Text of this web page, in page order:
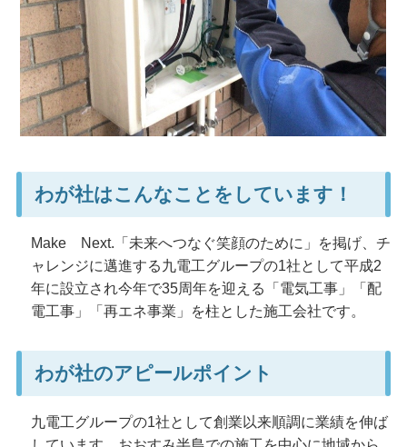
わが社はこんなことをしています！
Make Next.「未来へつなぐ笑顔のために」を掲げ、​チ
ャレンジに邁進する九電工グループの​1社として平成2
年に設立され今年で35周年を迎える「電気工事」「配
電工事」「再エネ事業」を​柱とした施工会社です。
わが社のアピールポイント
九電工グループの1社として創業以来順調に業績を伸ば